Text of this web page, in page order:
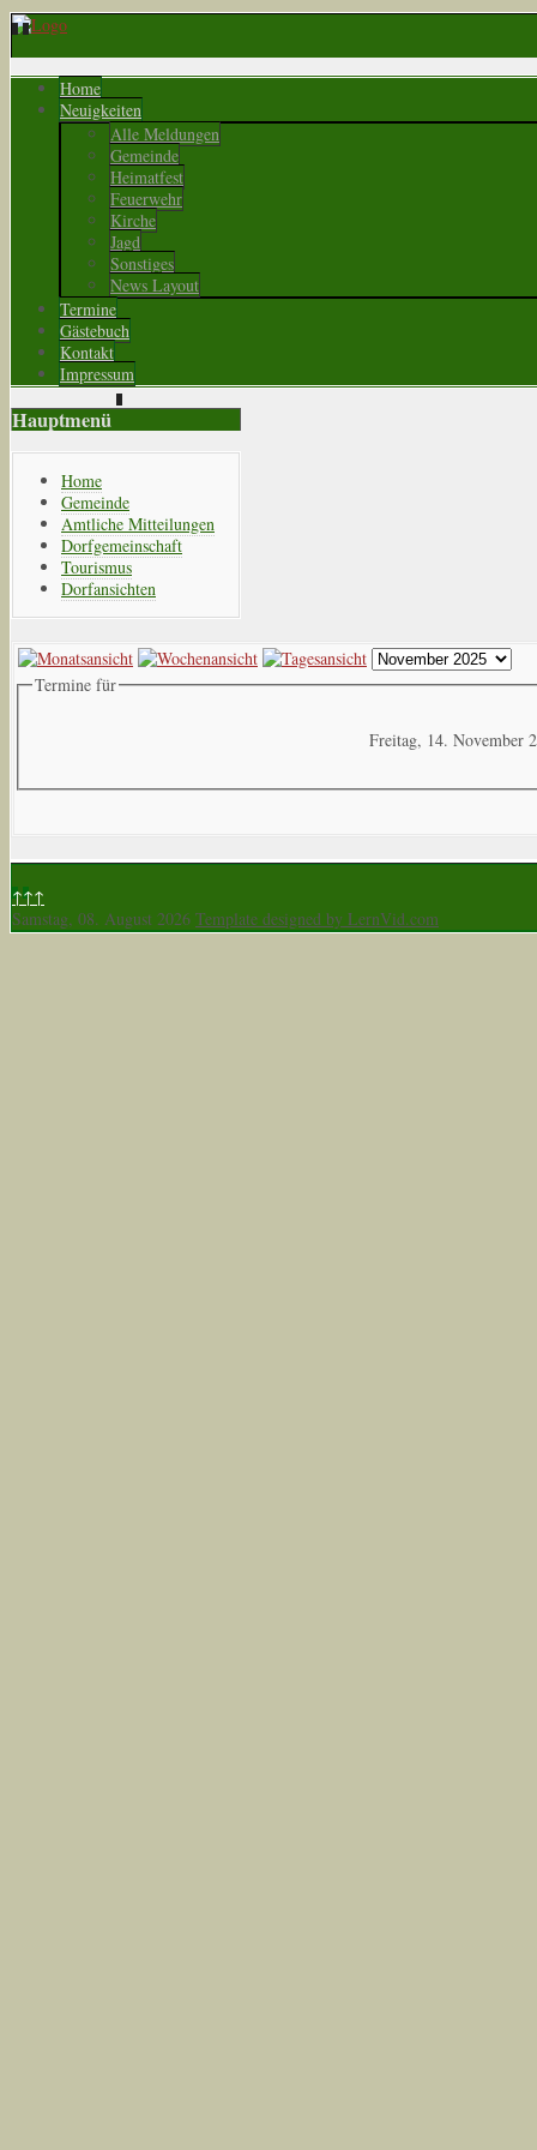
Home
Neuigkeiten
Alle Meldungen
Gemeinde
Heimatfest
Feuerwehr
Kirche
Jagd
Sonstiges
News Layout
Termine
Gästebuch
Kontakt
Impressum
Hauptmenü
Home
Gemeinde
Amtliche Mitteilungen
Dorfgemeinschaft
Tourismus
Dorfansichten
Termine für
Freitag, 14. November
↑↑↑
Samstag, 08. August 2026 Template designed by LernVid.com